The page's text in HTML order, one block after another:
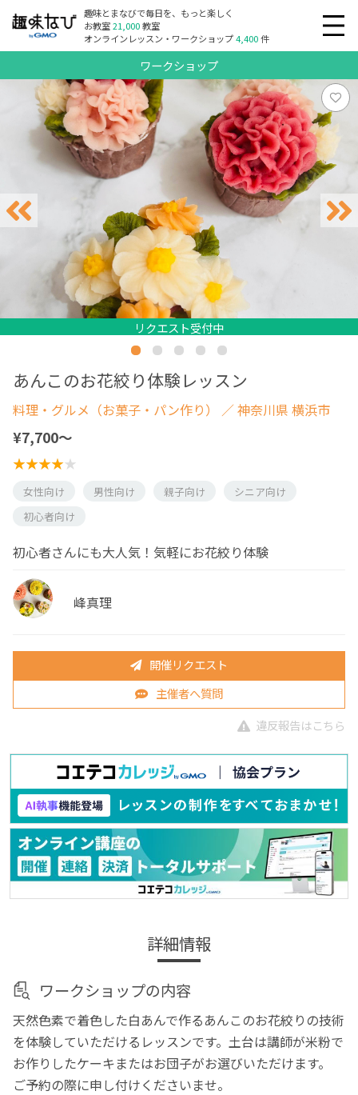
趣味とまなびで毎日を、もっと楽しく
お教室21,000教室
オンラインレッスン・ワークショップ4,400件
ワークショップ
リクエスト受付中
リクエスト受付中
リクエスト受付中
リクエスト受付中
リクエスト受付中
リクエスト受付中
あんこのお花絞り体験レッスン
料理・グルメ（お菓子・パン作り） ／ 神奈川県 横浜市
¥7,700〜
女性向け 男性向け 親子向け
シニア向け
初心者向け
初心者さんにも大人気！気軽にお花絞り体験
峰真理
開催リクエスト
主催者へ質問
違反報告はこちら
詳細情報
ワークショップの内容
天然色素で着色した白あんで作るあんこのお花絞りの技術
を体験していただけるレッスンです。土台は講師が米粉で
お作りしたケーキまたはお団子がお選びいただけます。
ご予約の際に申し付けくださいませ。